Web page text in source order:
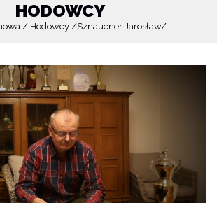
HODOWCY
Hodowcy Sznaucner Jarosław